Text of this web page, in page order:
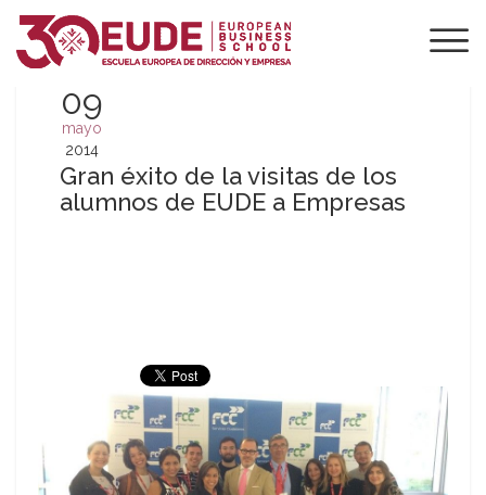
09
mayo
2014
Gran éxito de la visitas de los
alumnos de EUDE a Empresas